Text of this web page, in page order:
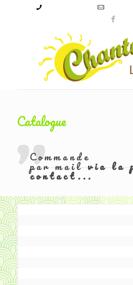
Catalogue
Commande
par mailvia la
contact...